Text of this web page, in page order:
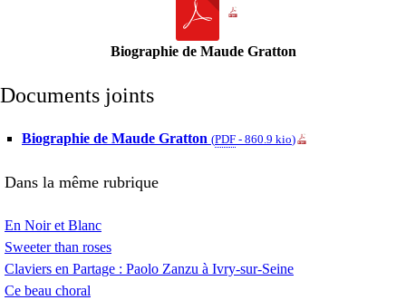
Biographie de Maude Gratton
Documents joints
Biographie de Maude Gratton (PDF - 860.9 kio)
Dans la même rubrique
En Noir et Blanc
Sweeter than roses
Claviers en Partage : Paolo Zanzu à Ivry-sur-Seine
Ce beau choral